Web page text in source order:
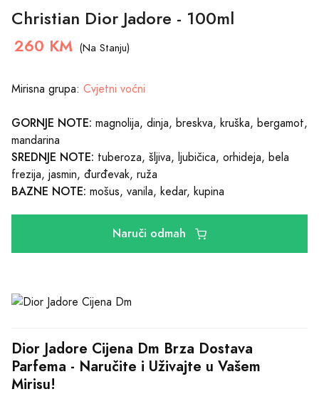
Christian Dior Jadore - 100ml
260 KM (Na Stanju)
Mirisna grupa: Cvjetni voćni
GORNJE NOTE: magnolija, dinja, breskva, kruška, bergamot,
mandarina
SREDNJE NOTE: tuberoza, šljiva, ljubičica, orhideja, bela
frezija, jasmin, đurđevak, ruža
BAZNE NOTE: mošus, vanila, kedar, kupina
Naruči odmah
Dior Jadore Cijena Dm Brza Dostava
Parfema - Naručite i Uživajte u Vašem
Mirisu!